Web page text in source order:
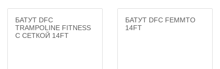
БАТУТ DFC
TRAMPOLINE FITNESS
С СЕТКОЙ 14FT
БАТУТ DFC FEMMTO
14FT